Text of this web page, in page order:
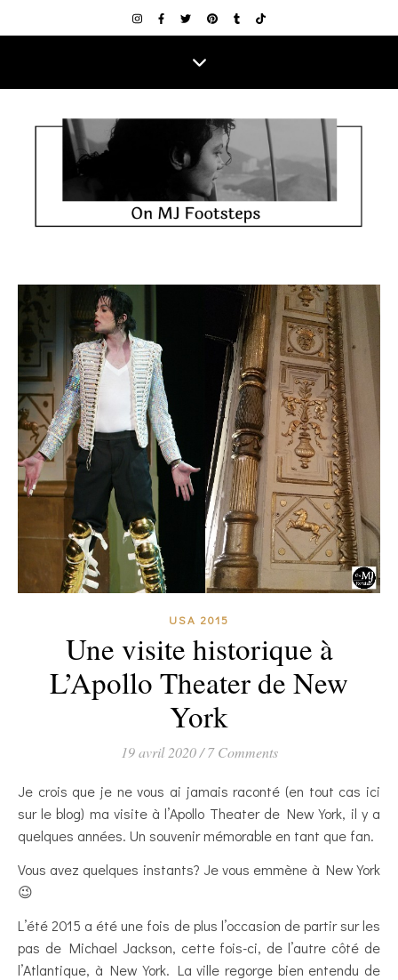
USA 2015
Une visite historique à
L’Apollo Theater de New
York
19 avril 2020 / 7 Comments
Je crois que je ne vous ai jamais raconté (en tout cas ici
sur le blog) ma visite à l’Apollo Theater de New York, il y a
quelques années. Un souvenir mémorable en tant que fan.
Vous avez quelques instants? Je vous emmène à New York
😉
L’été 2015 a été une fois de plus l’occasion de partir sur les
pas de Michael Jackson, cette fois-ci, de l’autre côté de
l’Atlantique, à New York. La ville regorge bien entendu de